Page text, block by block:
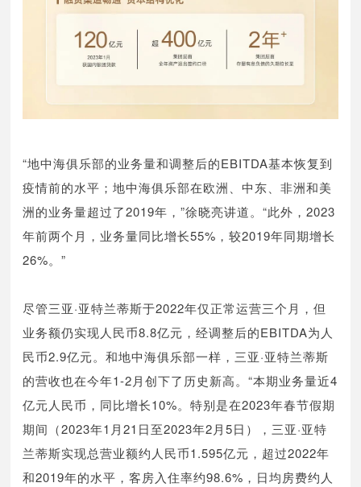
“地中海俱乐部的业务量和调整后的EBITDA基本恢复到
疫情前的水平；地中海俱乐部在欧洲、中东、非洲和美
洲的业务量超过了2019年，”徐晓亮讲道。“此外，2023
年前两个月，业务量同比增长55%，较2019年同期增长
26%。”
尽管三亚·亚特兰蒂斯于2022年仅正常运营三个月，但
业务额仍实现人民币8.8亿元，经调整后的EBITDA为人
民币2.9亿元。和地中海俱乐部一样，三亚·亚特兰蒂斯
的营收也在今年1-2月创下了历史新高。“本期业务量近4
亿元人民币，同比增长10%。特别是在2023年春节假期
期间（2023年1月21日至2023年2月5日），三亚·亚特
兰蒂斯实现总营业额约人民币1.595亿元，超过2022年
和2019年的水平，客房入住率约98.6%，日均房费约人